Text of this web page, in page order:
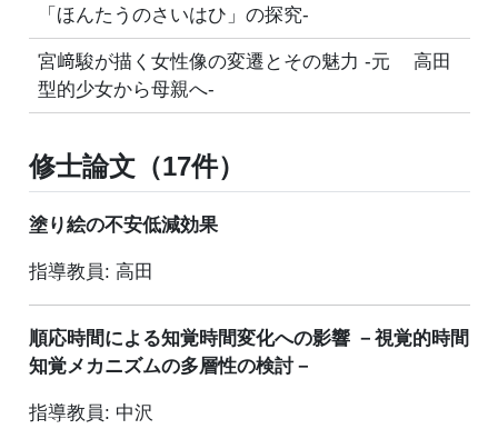
「ほんたうのさいはひ」の探究-
宮﨑駿が描く女性像の変遷とその魅力 -元
型的少女から母親へ-
高田
修士論文（17件）
塗り絵の不安低減効果
指導教員: 高田
順応時間による知覚時間変化への影響 －視覚的時間
知覚メカニズムの多層性の検討－
指導教員: 中沢